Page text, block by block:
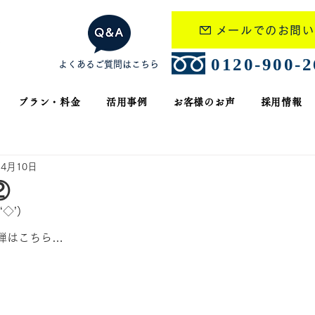
​0120-900-
プラン・料金 活用事例 お客様のお声 採用情報
メールでのお問
よくあるご質問はこちら
月10日
はこちら…